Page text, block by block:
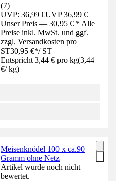
(7)
UVP: 36,99 €UVP36,99 €
Unser Preis — 30,95 € * Alle
Preise inkl. MwSt. und ggf.
zzgl. Versandkosten pro
ST30,95 €*/ ST
Entspricht 3,44 € pro kg(3,44
€/ kg)
Meisenknödel 100 x ca.90
Gramm ohne Netz
Artikel wurde noch nicht
bewertet.